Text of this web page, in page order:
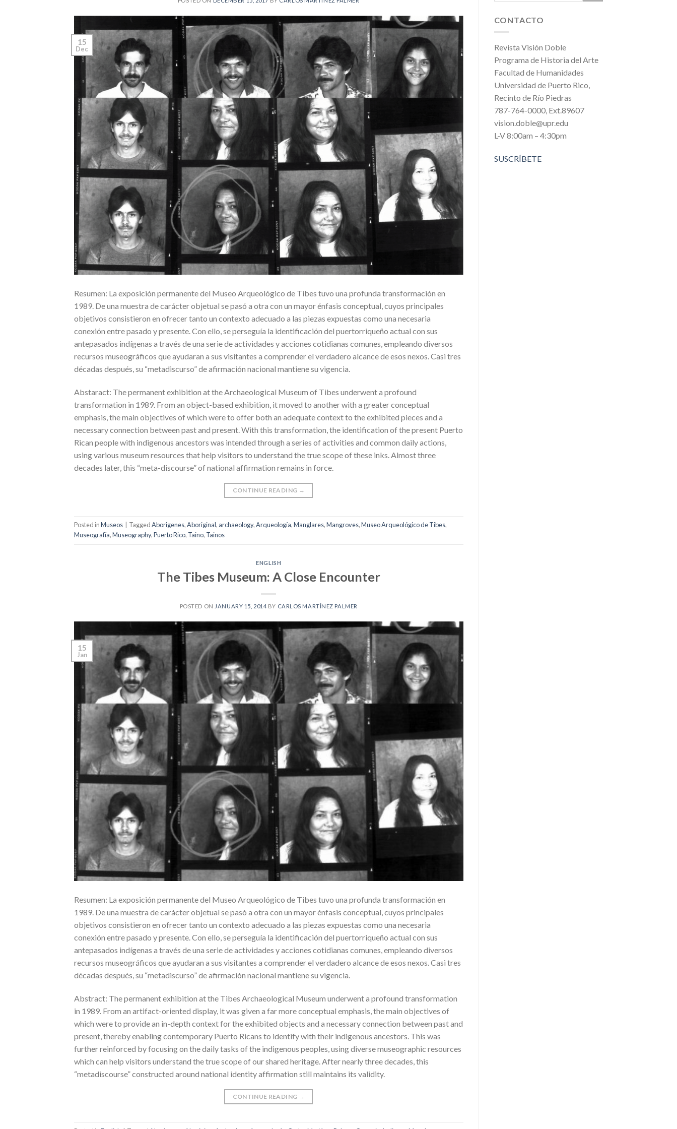
15
Dec
Resumen: La exposición permanente del Museo Arqueológico de Tibes tuvo una profunda transformación en
1989. De una muestra de carácter objetual se pasó a otra con un mayor énfasis conceptual, cuyos principales
objetivos consistieron en ofrecer tanto un contexto adecuado a las piezas expuestas como una necesaria
conexión entre pasado y presente. Con ello, se perseguía la identificación del puertorriqueño actual con sus
antepasados indígenas a través de una serie de actividades y acciones cotidianas comunes, empleando diversos
recursos museográficos que ayudaran a sus visitantes a comprender el verdadero alcance de esos nexos. Casi tres
décadas después, su “metadiscurso” de afirmación nacional mantiene su vigencia.
Abstaract: The permanent exhibition at the Archaeological Museum of Tibes underwent a profound
transformation in 1989. From an object-based exhibition, it moved to another with a greater conceptual
emphasis, the main objectives of which were to offer both an adequate context to the exhibited pieces and a
necessary connection between past and present. With this transformation, the identification of the present Puerto
Rican people with indigenous ancestors was intended through a series of activities and common daily actions,
using various museum resources that help visitors to understand the true scope of these inks. Almost three
decades later, this “meta-discourse” of national affirmation remains in force.
CONTINUE READING →
Posted inMuseos TaggedAborigenes,Aboriginal, archaeology,Arqueología,Manglares,Mangroves,Museo Arqueológico de Tibes,
Museografía,Museography,Puerto Rico, Taino, Tainos
ENGLISH
The Tibes Museum: A Close Encounter
POSTED ON JANUARY 15, 2014 BY CARLOS MARTÍNEZ PALMER
15
Jan
Resumen: La exposición permanente del Museo Arqueológico de Tibes tuvo una profunda transformación en
1989. De una muestra de carácter objetual se pasó a otra con un mayor énfasis conceptual, cuyos principales
objetivos consistieron en ofrecer tanto un contexto adecuado a las piezas expuestas como una necesaria
conexión entre pasado y presente. Con ello, se perseguía la identificación del puertorriqueño actual con sus
antepasados indígenas a través de una serie de actividades y acciones cotidianas comunes, empleando diversos
recursos museográficos que ayudaran a sus visitantes a comprender el verdadero alcance de esos nexos. Casi tres
décadas después, su “metadiscurso” de afirmación nacional mantiene su vigencia.
Abstract: The permanent exhibition at the Tibes Archaeological Museum underwent a profound transformation
in 1989. From an artifact-oriented display, it was given a far more conceptual emphasis, the main objectives of
which were to provide an in-depth context for the exhibited objects and a necessary connection between past and
present, thereby enabling contemporary Puerto Ricans to identify with their indigenous ancestors. This was
further reinforced by focusing on the daily tasks of the indigenous peoples, using diverse museographic resources
which can help visitors understand the true scope of our shared heritage. After nearly three decades, this
“metadiscourse” constructed around national identity affirmation still maintains its validity.
CONTINUE READING →
CONTACTO
Revista Visión Doble
Programa de Historia del Arte
Facultad de Humanidades
Universidad de Puerto Rico,
Recinto de Río Piedras
787-764-0000, Ext.89607
vision.doble@upr.edu
L-V 8:00am – 4:30pm
SUSCRÍBETE